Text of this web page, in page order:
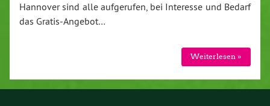
Hannover sind alle aufgerufen, bei Interesse und Bedarf
das Gratis-Angebot…
Weiterlesen »